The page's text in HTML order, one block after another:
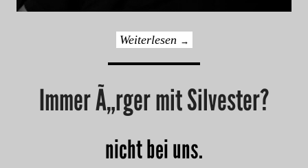
Weiterlesen →
Immer Ã„rger mit Silvester?
nicht bei uns.